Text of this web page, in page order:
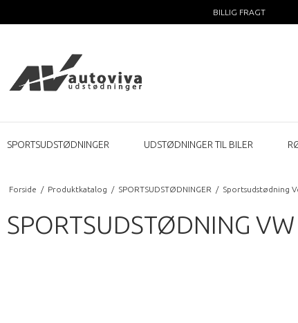
BILLIG FRAGT
SPORTSUDSTØDNINGER UDSTØDNINGER TIL BILER
Forside / Produktkatalog / SPORTSUDSTØDNINGER / Sportsudstødning
SPORTSUDSTØDNING